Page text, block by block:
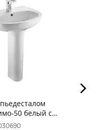
50 белый с
смеситель
4